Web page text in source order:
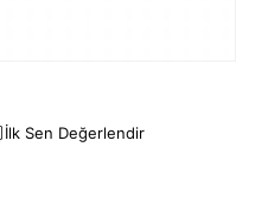
İlk Sen Değerlendir